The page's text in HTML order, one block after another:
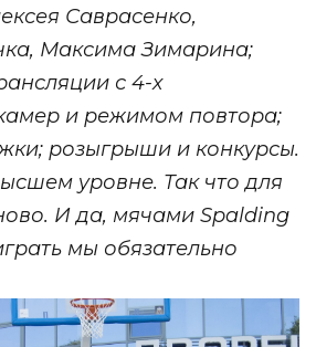
Саврасенко,
Максима Зимарина;
с 4-х
и режимом повтора;
розыгрыши и конкурсы.
уровне. Так что для
И да, мячами Spalding
мы обязательно